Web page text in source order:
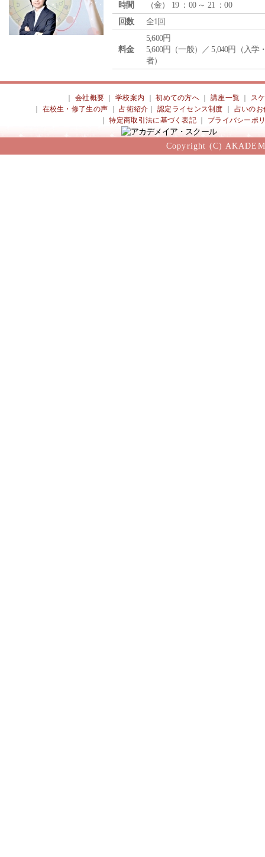
時間
（金） 19 ：00 ～ 21 ：00
回数
全1回
料金
5,600円
5,600円（一般）／ 5,040円（入学
者）
会社概要 ｜学校案内 ｜初めての方へ 講座一覧
ス
在校生・修了生の声 ｜占術紹介 ｜認定ライセンス制度
占いのお
｜特定商取引法に基づく表記 プライバシーポ
Copyright (C)